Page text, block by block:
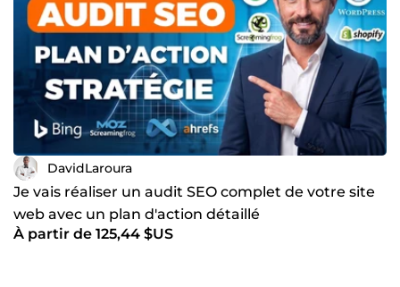
DavidLaroura
Je vais réaliser un audit SEO complet de votre site
web avec un plan d'action détaillé
À partir de 125,44 $US